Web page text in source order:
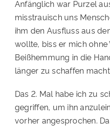
KOOPERATIONEN
4KIDS
TIERHEIMTIERE
TIERHEIME
HELFER WERDEN
Anfänglich war Purzel
misstrauisch uns
ihm den Ausfluss aus
wollte, biss er mich
Beißhemmung in die
länger zu schaffen
Das 2. Mal habe ich zu
gegriffen, um ihn
vorher angesprochen.